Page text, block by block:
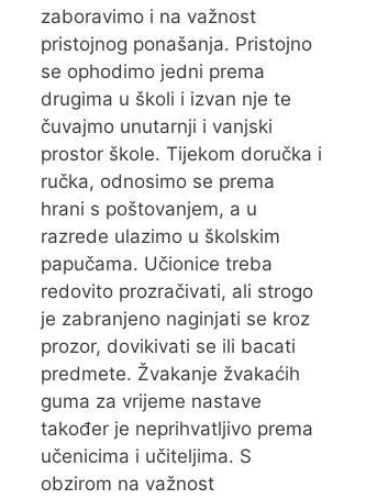
zaboravimo i na važnost
pristojnog ponašanja. Pristojno
se ophodimo jedni prema
drugima u školi i izvan nje te
čuvajmo unutarnji i vanjski
prostor škole. Tijekom doručka i
ručka, odnosimo se prema
hrani s poštovanjem, a u
razrede ulazimo u školskim
papučama. Učionice treba
redovito prozračivati, ali strogo
je zabranjeno naginjati se kroz
prozor, dovikivati se ili bacati
predmete. Žvakanje žvakaćih
guma za vrijeme nastave
također je neprihvatljivo prema
učenicima i učiteljima. S
obzirom na važnost